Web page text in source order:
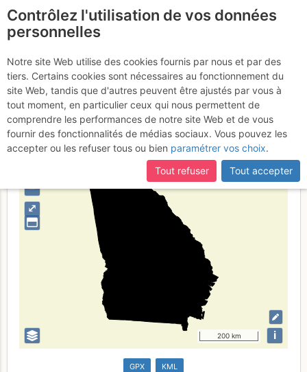
Géorgie
Type de région limite administrative
⤢
–
200 km i
GPX KML
Contrôlez l'utilisation de vos données
personnelles
Notre site Web utilise des cookies fournis par nous et par des
tiers. Certains cookies sont nécessaires au fonctionnement du
site Web, tandis que d'autres peuvent être ajustés par vous à
tout moment, en particulier ceux qui nous permettent de
comprendre les performances de notre site Web et de vous
fournir des fonctionnalités de médias sociaux. Vous pouvez les
accepter ou les refuser tous ou bien paramétrer vos choix.
Tout refuser
Tout accepter